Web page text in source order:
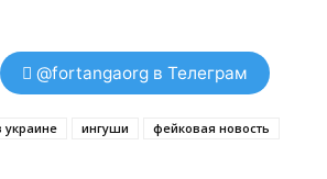
@fortangaorg в Телеграм
украине ингуши фейковая новость